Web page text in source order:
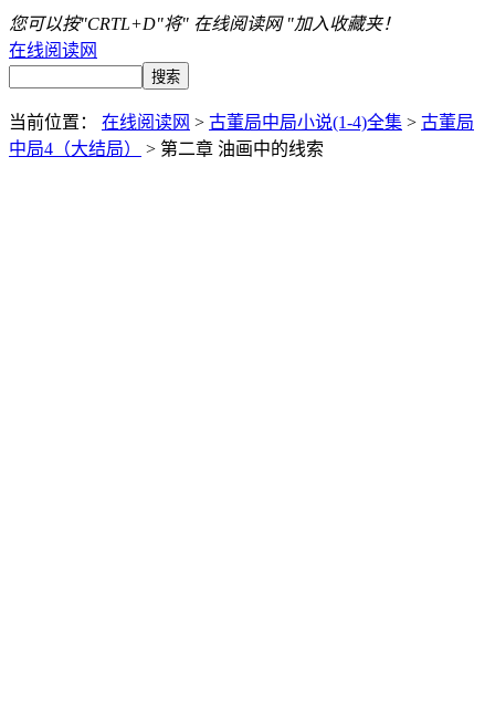
您可以按"CRTL+D"将" 在线阅读网 "加入收藏夹！
在线阅读网
当前位置： 在线阅读网 > 古董局中局小说(1-4)全集 > 古董局
中局4（大结局）
> 第二章 油画中的线索